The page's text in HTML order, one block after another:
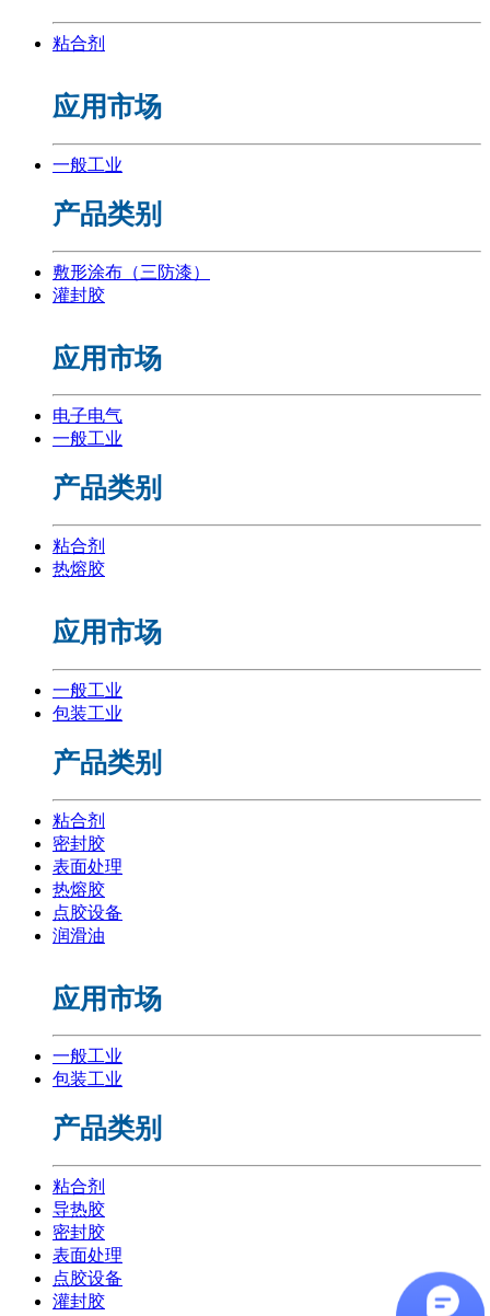
粘合剂
应用市场
一般工业
产品类别
敷形涂布（三防漆）
灌封胶
应用市场
电子电气
一般工业
产品类别
粘合剂
热熔胶
应用市场
一般工业
包装工业
产品类别
粘合剂
密封胶
表面处理
热熔胶
点胶设备
润滑油
应用市场
一般工业
包装工业
产品类别
粘合剂
导热胶
密封胶
表面处理
点胶设备
灌封胶